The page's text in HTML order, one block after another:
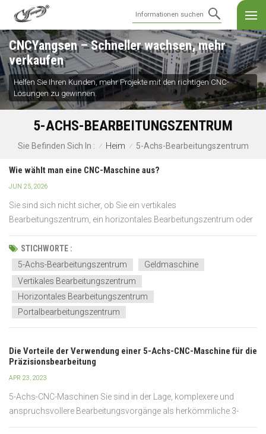
CNCYangsen – Schneller wachsen, mehr
verkaufen
Helfen Sie Ihren Kunden, mehr Projekte mit den richtigen CNC-
Lösungen zu gewinnen.
5-ACHS-BEARBEITUNGSZENTRUM
Sie Befinden Sich In : / Heim / 5-Achs-Bearbeitungszentrum
Wie wählt man eine CNC-Maschine aus?
JUN 25, 2026
Sie sind sich nicht sicher, ob Sie ein vertikales
Bearbeitungszentrum, ein horizontales Bearbeitungszentrum oder
eine Portalmaschine benötigen? Damit sind Sie nicht allein. Viele
Käufer konzentrieren sich zunächst auf den Preis oder die
technischen Daten und stellen später fest, dass die Maschine ni...
STICHWORTE :
5-Achs-Bearbeitungszentrum
Geldmaschine
Vertikales Bearbeitungszentrum
Horizontales Bearbeitungszentrum
Portalbearbeitungszentrum
Die Vorteile der Verwendung einer 5-Achs-CNC-Maschine für die
Präzisionsbearbeitung
APR 23, 2023
5-Achs-CNC-Maschinen Sie sind in der Lage, komplexere und
anspruchsvollere Bearbeitungsvorgänge als herkömmliche 3-
Achs-Maschinen durchzuführen und eignen sich daher ideal zur